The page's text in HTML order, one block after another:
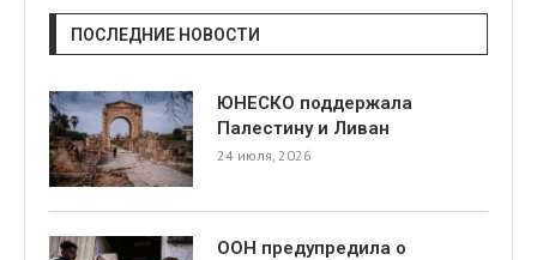
ПОСЛЕДНИЕ НОВОСТИ
ЮНЕСКО поддержала
Палестину и Ливан
24 июля, 2026
ООН предупредила о